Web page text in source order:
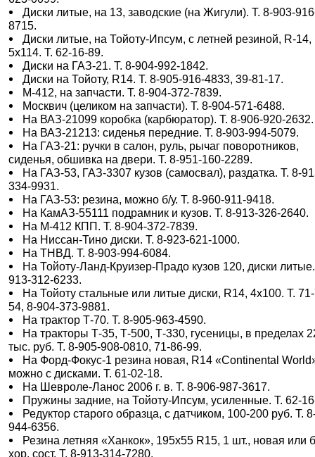
Диски литые, на 13, заводские (на Жигули). Т. 8-903-
8715.
Диски литые, на Тойоту-Ипсум, с летней резиной, R-14,
5х114. Т. 62-16-89.
Диски на ГАЗ-21. Т. 8-904-992-1842.
Диски на Тойоту, R14. Т. 8-905-916-4833, 39-81-17.
М-412, на запчасти. Т. 8-904-372-7839.
Москвич (целиком на запчасти). Т. 8-904-571-6488.
На ВАЗ-21099 коробка (карбюратор). Т. 8-906-920-2632.
На ВАЗ-21213: сиденья передние. Т. 8-903-994-5079.
На ГАЗ-21: ручки в салон, руль, рычаг поворотников,
сиденья, обшивка на двери. Т. 8-951-160-2289.
На ГАЗ-53, ГАЗ-3307 кузов (самосвал), раздатка. Т. 8-
334-9931.
На ГАЗ-53: резина, можно б/у. Т. 8-960-911-9418.
На КамАЗ-55111 подрамник и кузов. Т. 8-913-326-2640.
На М-412 КПП. Т. 8-904-372-7839.
На Ниссан-Тино диски. Т. 8-923-621-1000.
На ТНВД. Т. 8-903-994-6084.
На Тойоту-Ланд-Круизер-Прадо кузов 120, диски
913-312-6233.
На Тойоту стальные или литые диски, R14, 4х100. Т.
54, 8-904-373-9881.
На трактор Т-70. Т. 8-905-963-4590.
На тракторы Т-35, Т-500, Т-330, гусеницы, в пределах
тыс. руб. Т. 8-905-908-0810, 71-86-99.
На Форд-Фокус-1 резина новая, R14 «Continental
можно с дисками. Т. 61-02-18.
На Шевроле-Ланос 2006 г. в. Т. 8-906-987-3617.
Пружины задние, на Тойоту-Ипсум, усиленные. Т. 62-
Редуктор старого образца, с датчиком, 100-200 руб. Т.
944-6356.
Резина летняя «Ханкок», 195х55 R15, 1 шт., новая или
хор. сост. Т. 8-913-314-7280.